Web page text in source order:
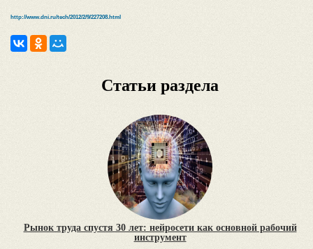
http://www.dni.ru/tech/2012/2/9/227208.html
Статьи раздела
Рынок труда спустя 30 лет: нейросети как основной рабочий
инструмент